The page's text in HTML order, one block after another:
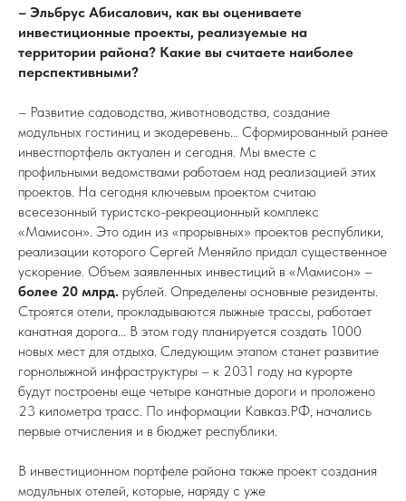
– Эльбрус Абисалович, как вы оцениваете
инвестиционные проекты, реализуемые на
территории района? Какие вы считаете наиболее
перспективными?
– Развитие садоводства, животноводства, создание
модульных гостиниц и экодеревень… Сформированный ранее
инвестпортфель актуален и сегодня. Мы вместе с
профильными ведомствами работаем над реализацией этих
проектов. На сегодня ключевым проектом считаю
всесезонный туристско-рекреационный комплекс
«Мамисон». Это один из «прорывных» проектов республики,
реализации которого Сергей Меняйло придал существенное
ускорение. Объем заявленных инвестиций в «Мамисон» –
более 20 млрд. рублей. Определены основные резиденты.
Строятся отели, прокладываются лыжные трассы, работает
канатная дорога… В этом году планируется создать 1000
новых мест для отдыха. Следующим этапом станет развитие
горнолыжной инфраструктуры – к 2031 году на курорте
будут построены еще четыре канатные дороги и проложено
23 километра трасс. По информации Кавказ.РФ, начались
первые отчисления и в бюджет республики.
В инвестиционном портфеле района также проект создания
модульных отелей, которые, наряду с уже